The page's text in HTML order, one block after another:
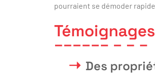
pourraient se démoder
Des